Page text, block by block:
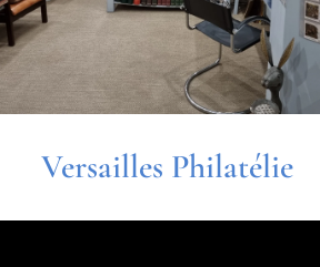
Versailles Philatélie